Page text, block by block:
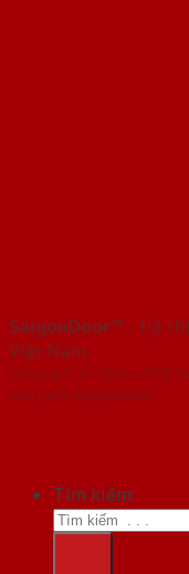
SaigonDoor™ - Hệ
Việt Nam
Copyright ⓒ 2016 – 2026
chủ quản SaigonDoor
Tìm kiếm: